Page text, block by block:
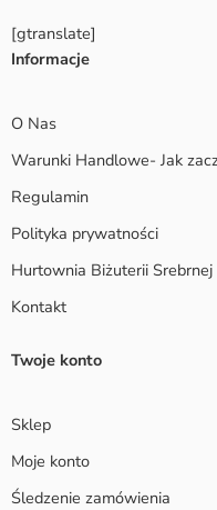
[gtranslate]
Informacje
O Nas
Warunki Handlowe- Jak
Regulamin
Polityka prywatności
Hurtownia Biżuterii Srebrnej
Kontakt
Twoje konto
Sklep
Moje konto
Śledzenie zamówienia